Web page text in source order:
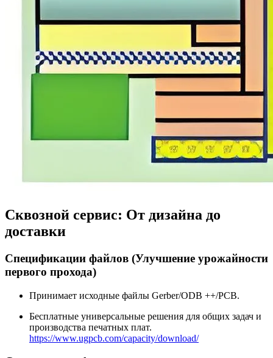
Сквозной сервис: От дизайна до
доставки
Спецификации файлов (Улучшение урожайности
первого прохода)
Принимает исходные файлы Gerber/ODB ++/PCB.
Бесплатные универсальные решения для общих задач и
производства печатных плат.
https://www.ugpcb.com/capacity/download/